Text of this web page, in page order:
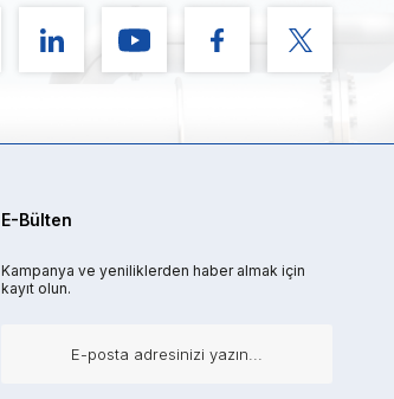
E-Bülten
Kampanya ve yeniliklerden haber almak için
kayıt olun.